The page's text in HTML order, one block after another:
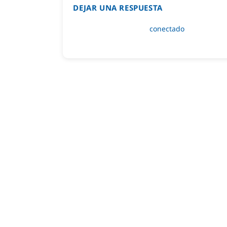
DEJAR UNA RESPUESTA
Lo siento, debes estarconectado